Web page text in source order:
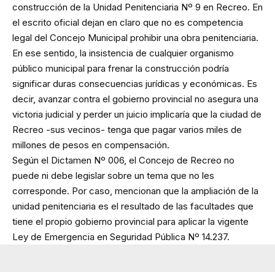
construcción de la Unidad Penitenciaria Nº 9 en Recreo. En
el escrito oficial dejan en claro que no es competencia
legal del Concejo Municipal prohibir una obra penitenciaria.
En ese sentido, la insistencia de cualquier organismo
público municipal para frenar la construcción podría
significar duras consecuencias jurídicas y económicas. Es
decir, avanzar contra el gobierno provincial no asegura una
victoria judicial y perder un juicio implicaría que la ciudad de
Recreo -sus vecinos- tenga que pagar varios miles de
millones de pesos en compensación.
Según el Dictamen Nº 006, el Concejo de Recreo no
puede ni debe legislar sobre un tema que no les
corresponde. Por caso, mencionan que la ampliación de la
unidad penitenciaria es el resultado de las facultades que
tiene el propio gobierno provincial para aplicar la vigente
Ley de Emergencia en Seguridad Pública Nº 14.237.